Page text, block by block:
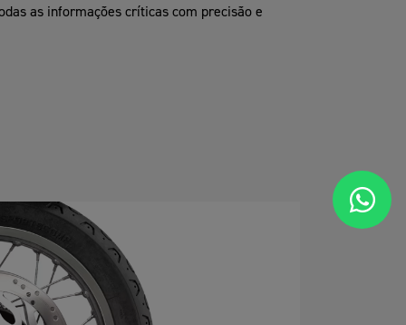
as informações críticas com precisão e